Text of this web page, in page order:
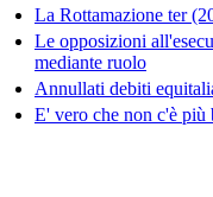
La Rottamazione ter
Le opposizioni
mediante ruolo
Annullati debiti
E' vero che non c'è